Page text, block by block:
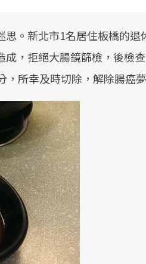
。新北市1名居住板橋的退
，拒絕大腸鏡篩檢，後檢
所幸及時切除，解除腸癌
面對超高齡社會的
邁向「健康照護」
政策如「健康台灣
照3.0」的推進，「
關注的核心議題。
療院所的服務，更
狀況、啟動健康管
2025年，就到良醫
健康新生活」，從
全面啟動你的健康
良醫健康網從「換
發，透過醫學觀點
建立對亞健康的認
改善行動。